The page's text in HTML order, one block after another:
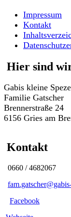
Impressum
Kontakt
Hier sind
Gabis kleine
Familie Gatscher
Brennerstraße 24
6156 Gries am
Kontakt
0660 / 4682067
Facebook